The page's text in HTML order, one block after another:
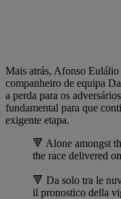
Mais atrás, Afonso
companheiro de equipa
a perda para os
fundamental para que
exigente etapa.
🔻 Alone amongst
the race delivered
🔻 Da solo tra le
il pronostico della